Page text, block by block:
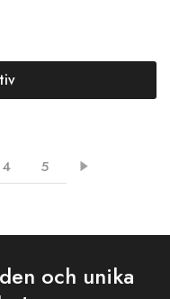
4 5
och unika